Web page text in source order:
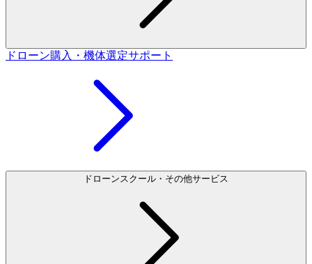
ドローン購入・機体選定サポート
ドローンスクール・その他サービス